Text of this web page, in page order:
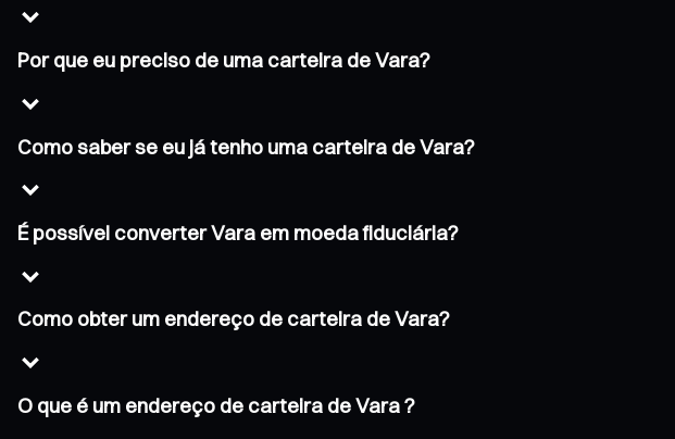
Por que eu preciso de uma carteira de Vara?
Como saber se eu já tenho uma carteira de Vara?
É possível converter Vara em moeda fiduciária?
Como obter um endereço de carteira de Vara?
O que é um endereço de carteira de Vara ?